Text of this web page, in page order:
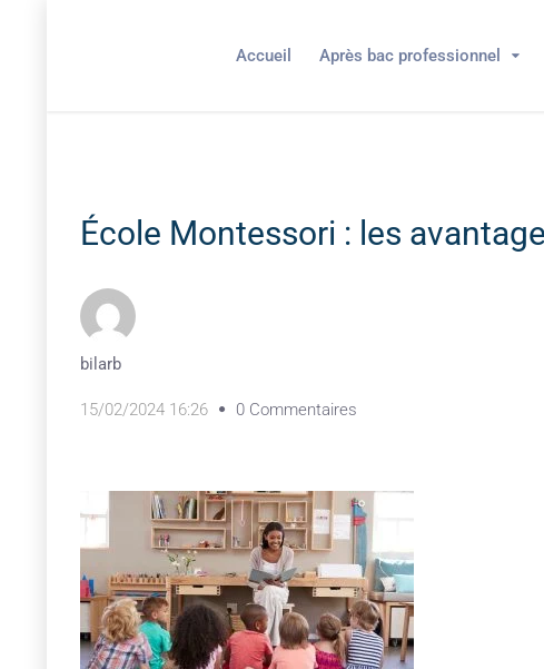
Accueil Après bac professionnel
École Montessori : les
bilarb
15/02/2024 16:26 0 Commentaires